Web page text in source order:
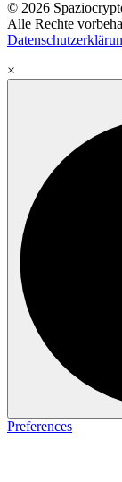
© 2026
Alle Rechte
×
Preferences